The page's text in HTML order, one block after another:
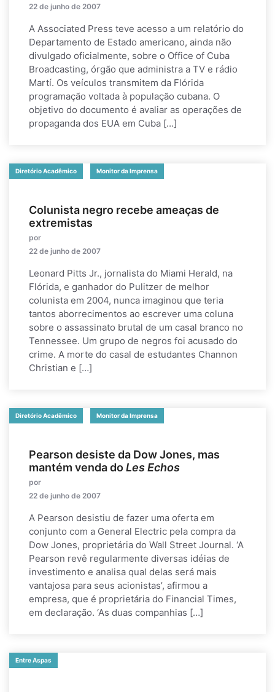
22 de junho de 2007
A Associated Press teve acesso a um relatório do
Departamento de Estado americano, ainda não
divulgado oficialmente, sobre o Office of Cuba
Broadcasting, órgão que administra a TV e rádio
Martí. Os veículos transmitem da Flórida
programação voltada à população cubana. O
objetivo do documento é avaliar as operações de
propaganda dos EUA em Cuba […]
Diretório Acadêmico Monitor da Imprensa
Colunista negro recebe ameaças de
extremistas
por
22 de junho de 2007
Leonard Pitts Jr., jornalista do Miami Herald, na
Flórida, e ganhador do Pulitzer de melhor
colunista em 2004, nunca imaginou que teria
tantos aborrecimentos ao escrever uma coluna
sobre o assassinato brutal de um casal branco no
Tennessee. Um grupo de negros foi acusado do
crime. A morte do casal de estudantes Channon
Christian e […]
Diretório Acadêmico Monitor da Imprensa
Pearson desiste da Dow Jones, mas
mantém venda doLes Echos
por
22 de junho de 2007
A Pearson desistiu de fazer uma oferta em
conjunto com a General Electric pela compra da
Dow Jones, proprietária do Wall Street Journal. ‘A
Pearson revê regularmente diversas idéias de
investimento e analisa qual delas será mais
vantajosa para seus acionistas’, afirmou a
empresa, que é proprietária do Financial Times,
em declaração. ‘As duas companhias […]
Entre Aspas